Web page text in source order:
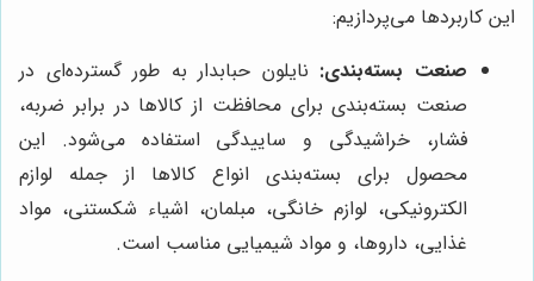
این کاربردها می‌پردازیم:
صنعت بسته‌بندی: نایلون حبابدار به طور گسترده‌ای در
صنعت بسته‌بندی برای محافظت از کالاها در برابر ضربه،
فشار، خراشیدگی و ساییدگی استفاده می‌شود. این
محصول برای بسته‌بندی انواع کالاها از جمله لوازم
الکترونیکی، لوازم خانگی، مبلمان، اشیاء شکستنی، مواد
غذایی، داروها، و مواد شیمیایی مناسب است.